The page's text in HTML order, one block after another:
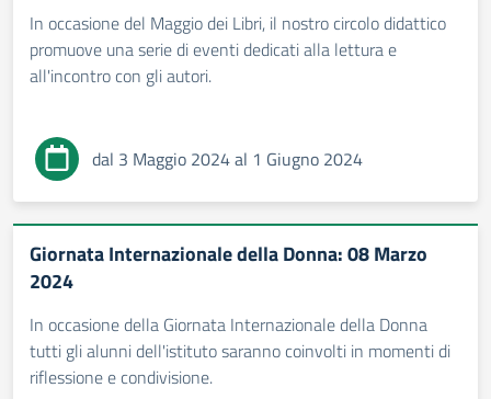
In occasione del Maggio dei Libri, il nostro circolo didattico
promuove una serie di eventi dedicati alla lettura e
all'incontro con gli autori.
dal 3 Maggio 2024 al 1 Giugno 2024
Giornata Internazionale della Donna: 08 Marzo
2024
In occasione della Giornata Internazionale della Donna
tutti gli alunni dell'istituto saranno coinvolti in momenti di
riflessione e condivisione.